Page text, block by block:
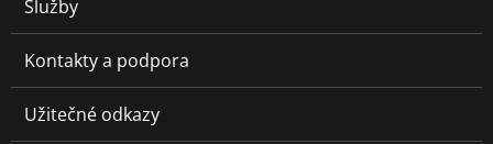
Služby
Kontakty a podpora
Užitečné odkazy